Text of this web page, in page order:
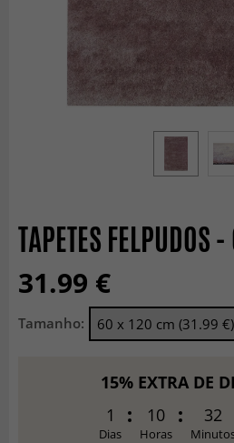
TAPETES FELPUDOS
31.99 €
Tamanho:
15% EXTRA DE
1
Dias
10
Horas
32